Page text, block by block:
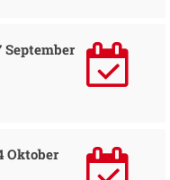
September
Oktober